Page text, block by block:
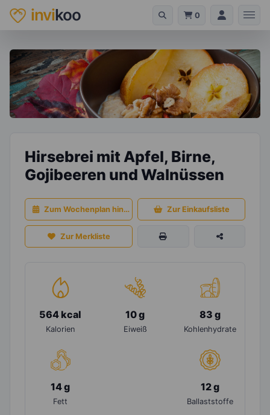
invikoo 0
Hirsebrei mit Apfel, Birne,
Gojibeeren und Walnüssen
Zum Wochenplan hinzufügen Zur Einkaufsliste
Zur Merkliste
564 kcal
Kalorien
10 g
Eiweiß
83 g
Kohlenhydrate
14 g
Fett
12 g
Ballaststoffe